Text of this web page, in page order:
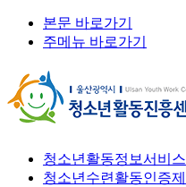
본문 바로가기
주메뉴 바로가기
청소년활동정보서비스
청소년수련활동인증제